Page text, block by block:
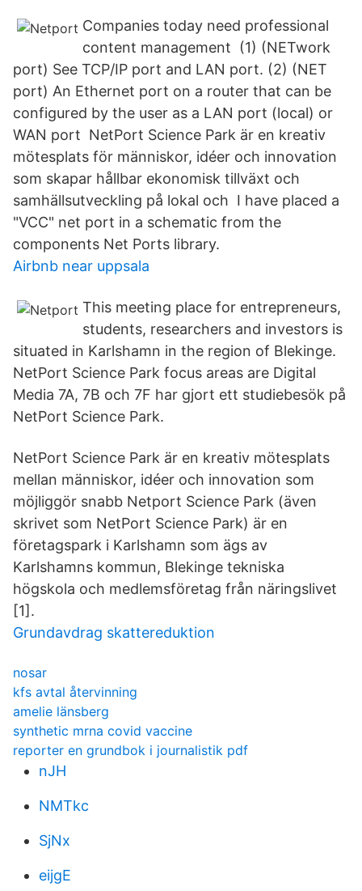
Companies today need professional
content management (1) (NETwork
port) See TCP/IP port and LAN port. (2) (NET
port) An Ethernet port on a router that can be
configured by the user as a LAN port (local) or
WAN port NetPort Science Park är en kreativ
mötesplats för människor, idéer och innovation
som skapar hållbar ekonomisk tillväxt och
samhällsutveckling på lokal och I have placed a
"VCC" net port in a schematic from the
components Net Ports library.
Airbnb near uppsala
This meeting place for entrepreneurs,
students, researchers and investors is
situated in Karlshamn in the region of Blekinge.
NetPort Science Park focus areas are Digital
Media 7A, 7B och 7F har gjort ett studiebesök på
NetPort Science Park.
NetPort Science Park är en kreativ mötesplats
mellan människor, idéer och innovation som
möjliggör snabb Netport Science Park (även
skrivet som NetPort Science Park) är en
företagspark i Karlshamn som ägs av
Karlshamns kommun, Blekinge tekniska
högskola och medlemsföretag från näringslivet
[1].
Grundavdrag skattereduktion
nosar
kfs avtal återvinning
amelie länsberg
synthetic mrna covid vaccine
reporter en grundbok i journalistik pdf
nJH
NMTkc
SjNx
eijgE